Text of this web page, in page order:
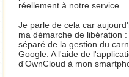
réellement à notre service.
Je parle de cela car
ma démarche de libération
séparé de la gestion du
Google. A l'aide de
d'OwnCloud à mon